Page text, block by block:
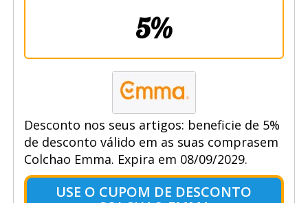
5%
Desconto nos seus artigos: beneficie de 5%
de desconto válido em as suas comprasem
Colchao Emma. Expira em 08/09/2029.
USE O CUPOM DE DESCONTO